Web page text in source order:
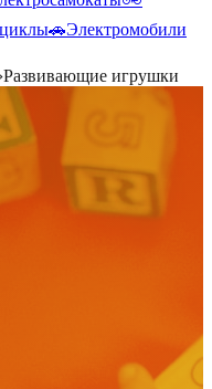
🚗Электромобили
›Развивающие игрушки